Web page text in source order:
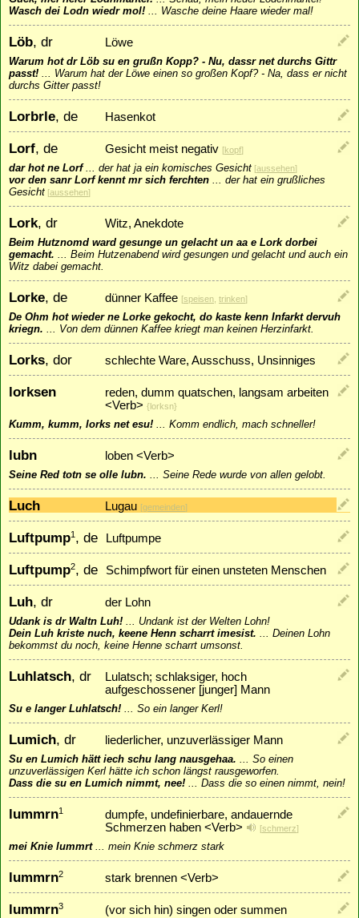
Wasch dei Lodn wiedr mol! ... Wasche deine Haare wieder mal!
Löb, dr Löwe
Warum hot dr Löb su en grußn Kopp? - Nu, dassr net durchs Gittr
passt! ... Warum hat der Löwe einen so großen Kopf? - Na, dass er nicht
durchs Gitter passt!
Lorbrle, de Hasenkot
Lorf, de Gesicht meist negativ [kopf]
dar hot ne Lorf... der hat ja ein komisches Gesicht [aussehen]
vor den sanr Lorf kennt mr sich ferchten ... der hat ein grußliches
Gesicht [aussehen]
Lork, dr Witz, Anekdote
Beim Hutznomd ward gesunge un gelacht un aa e Lork dorbei
gemacht. ... Beim Hutzenabend wird gesungen und gelacht und auch ein
Witz dabei gemacht.
Lorke, de dünner Kaffee [speisen trinken]
De Ohm hot wieder ne Lorke gekocht, do kaste kenn Infarkt dervuh
kriegn. ... Von dem dünnen Kaffee kriegt man keinen Herzinfarkt.
Lorks, dor schlechte Ware, Ausschuss, Unsinniges
lorksen
reden, dumm quatschen, langsam arbeiten
<Verb> {lorksn}
Kumm, kumm, lorks net esu! ... Komm endlich, mach schneller!
lubn loben <Verb>
Seine Red totn se olle lubn. ... Seine Rede wurde von allen gelobt.
Luch Lugau [gemeinden]
Luftpump1, de Luftpumpe
Luftpump2, de Schimpfwort für einen unsteten Menschen
Luh, dr der Lohn
Udank is dr Waltn Luh! ... Undank ist der Welten Lohn!
Dein Luh kriste nuch, keene Henn scharrt imesist. ... Deinen Lohn
bekommst du noch, keine Henne scharrt umsonst.
Luhlatsch, dr
Lulatsch; schlaksiger, hoch
aufgeschossener [junger] Mann
Su e langer Luhlatsch! ... So ein langer Kerl!
Lumich, dr liederlicher, unzuverlässiger Mann
Su en Lumich hätt iech schu lang nausgehaa. ... So einen
unzuverlässigen Kerl hätte ich schon längst rausgeworfen.
Dass die su en Lumich nimmt, nee! ... Dass die so einen nimmt, nein!
lummrn1
dumpfe, undefinierbare, andauernde
Schmerzen haben <Verb>
[schmerz]
mei Knie lummrt... mein Knie schmerz stark
lummrn2 stark brennen <Verb>
lummrn3 (vor sich hin) singen oder summen